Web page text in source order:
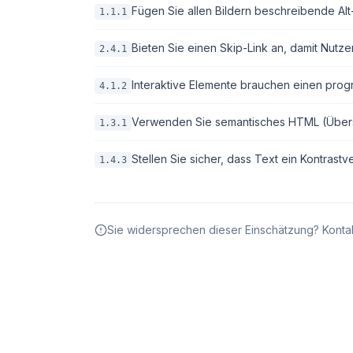
1.1.1 Fügen Sie allen Bildern beschreibende
2.4.1 Bieten Sie einen Skip-Link an, damit
4.1.2 Interaktive Elemente brauchen einen
1.3.1 Verwenden Sie semantisches HTML
1.4.3 Stellen Sie sicher, dass Text ein
Sie widersprechen dieser Einschätzung?